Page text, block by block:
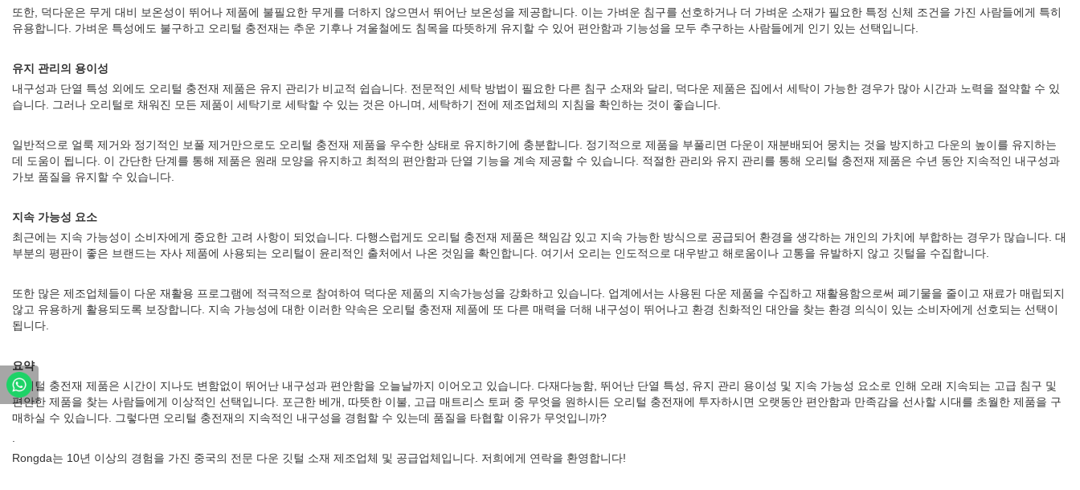
또한, 덕다운은 무게 대비 보온성이 뛰어나 제품에 불필요한 무게를 더하지 않으면서 뛰어난 보온성을 제공합니다. 이는 가벼운 침구를 선호하거나 더 가벼운 소재가 필요한 특정 신체 조건을 가진 사람들에게 특히
유용합니다. 가벼운 특성에도 불구하고 오리털 충전재는 추운 기후나 겨울철에도 침목을 따뜻하게 유지할 수 있어 편안함과 기능성을 모두 추구하는 사람들에게 인기 있는 선택입니다.
유지 관리의 용이성
내구성과 단열 특성 외에도 오리털 충전재 제품은 유지 관리가 비교적 쉽습니다. 전문적인 세탁 방법이 필요한 다른 침구 소재와 달리, 덕다운 제품은 집에서 세탁이 가능한 경우가 많아 시간과 노력을 절약할 수 있
습니다. 그러나 오리털로 채워진 모든 제품이 세탁기로 세탁할 수 있는 것은 아니며, 세탁하기 전에 제조업체의 지침을 확인하는 것이 좋습니다.
일반적으로 얼룩 제거와 정기적인 보풀 제거만으로도 오리털 충전재 제품을 우수한 상태로 유지하기에 충분합니다. 정기적으로 제품을 부풀리면 다운이 재분배되어 뭉치는 것을 방지하고 다운의 높이를 유지하는
데 도움이 됩니다. 이 간단한 단계를 통해 제품은 원래 모양을 유지하고 최적의 편안함과 단열 기능을 계속 제공할 수 있습니다. 적절한 관리와 유지 관리를 통해 오리털 충전재 제품은 수년 동안 지속적인 내구성과
가보 품질을 유지할 수 있습니다.
지속 가능성 요소
최근에는 지속 가능성이 소비자에게 중요한 고려 사항이 되었습니다. 다행스럽게도 오리털 충전재 제품은 책임감 있고 지속 가능한 방식으로 공급되어 환경을 생각하는 개인의 가치에 부합하는 경우가 많습니다. 대
부분의 평판이 좋은 브랜드는 자사 제품에 사용되는 오리털이 윤리적인 출처에서 나온 것임을 확인합니다. 여기서 오리는 인도적으로 대우받고 해로움이나 고통을 유발하지 않고 깃털을 수집합니다.
또한 많은 제조업체들이 다운 재활용 프로그램에 적극적으로 참여하여 덕다운 제품의 지속가능성을 강화하고 있습니다. 업계에서는 사용된 다운 제품을 수집하고 재활용함으로써 폐기물을 줄이고 재료가 매립되지
않고 유용하게 활용되도록 보장합니다. 지속 가능성에 대한 이러한 약속은 오리털 충전재 제품에 또 다른 매력을 더해 내구성이 뛰어나고 환경 친화적인 대안을 찾는 환경 의식이 있는 소비자에게 선호되는 선택이
됩니다.
요약
오리털 충전재 제품은 시간이 지나도 변함없이 뛰어난 내구성과 편안함을 오늘날까지 이어오고 있습니다. 다재다능함, 뛰어난 단열 특성, 유지 관리 용이성 및 지속 가능성 요소로 인해 오래 지속되는 고급 침구 및
편안한 제품을 찾는 사람들에게 이상적인 선택입니다. 포근한 베개, 따뜻한 이불, 고급 매트리스 토퍼 중 무엇을 원하시든 오리털 충전재에 투자하시면 오랫동안 편안함과 만족감을 선사할 시대를 초월한 제품을 구
매하실 수 있습니다. 그렇다면 오리털 충전재의 지속적인 내구성을 경험할 수 있는데 품질을 타협할 이유가 무엇입니까?
Rongda는 10년 이상의 경험을 가진 중국의 전문 다운 깃털 소재 제조업체 및 공급업체입니다. 저희에게 연락을 환영합니다!